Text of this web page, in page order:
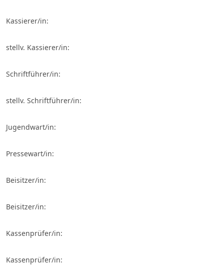
Kassierer/in:
stellv. Kassierer/in:
Schriftführer/in:
stellv. Schriftführer/in:
Jugendwart/in:
Pressewart/in:
Beisitzer/in:
Beisitzer/in:
Kassenprüfer/in:
Kassenprüfer/in: